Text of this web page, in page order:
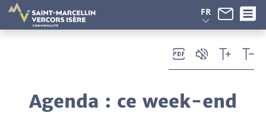
FR
Agenda : ce week-end
Panneau de gestion des cookies